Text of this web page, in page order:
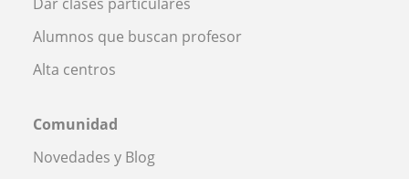
Alumnos que buscan profesor
Alta centros
Comunidad
Novedades y Blog